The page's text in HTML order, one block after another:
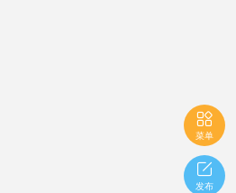

菜单

发布